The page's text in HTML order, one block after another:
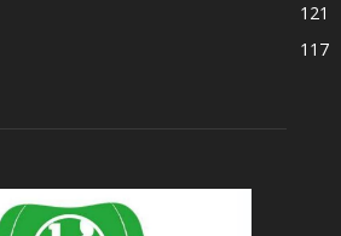
121
117